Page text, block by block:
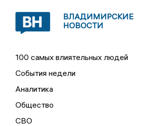
ВЛАДИМИРСКИЕ
НОВОСТИ
100 самых влиятельных людей
События недели
Аналитика
Общество
СВО